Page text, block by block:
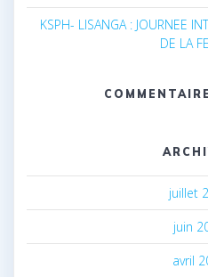
KSPH- LISANGA : JOURNEE
DE LA
juillet
juin
avril